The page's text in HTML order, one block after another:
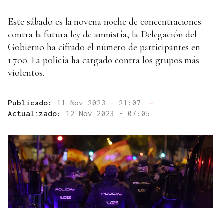
Este sábado es la novena noche de concentraciones
contra la futura ley de amnistía, la Delegación del
Gobierno ha cifrado el número de participantes en
1.700. La policía ha cargado contra los grupos más
violentos.
Publicado: 11 Nov 2023 - 21:07
—
Actualizado: 12 Nov 2023 - 07:05